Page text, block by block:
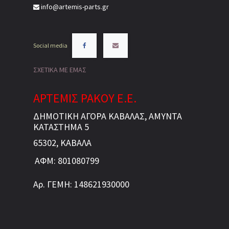
info@artemis-parts.gr
Social media
ΣΧΕΤΙΚΑ ΜΕ ΕΜΑΣ
ΑΡΤΕΜΙΣ ΡΑΚΟΥ Ε.Ε.
ΔΗΜΟΤΙΚΗ ΑΓΟΡΑ ΚΑΒΑΛΑΣ, ΑΜΥΝΤΑ
ΚΑΤΑΣΤΗΜΑ 5
65302, ΚΑΒΑΛΑ
ΑΦΜ: 801080799
Αρ. ΓΕΜΗ: 148621930000